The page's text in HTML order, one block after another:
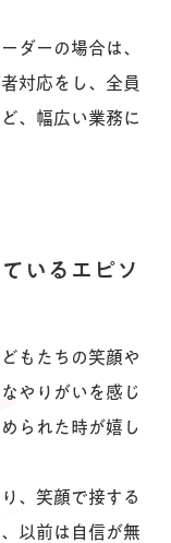
ダーの場合は、
対応をし、全員
、幅広い業務に
いるエピソ
もたちの笑顔や
やりがいを感じ
られた時が嬉し
、笑顔で接する
以前は自信が無